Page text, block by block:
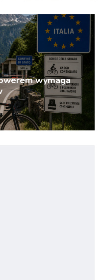
wymaga